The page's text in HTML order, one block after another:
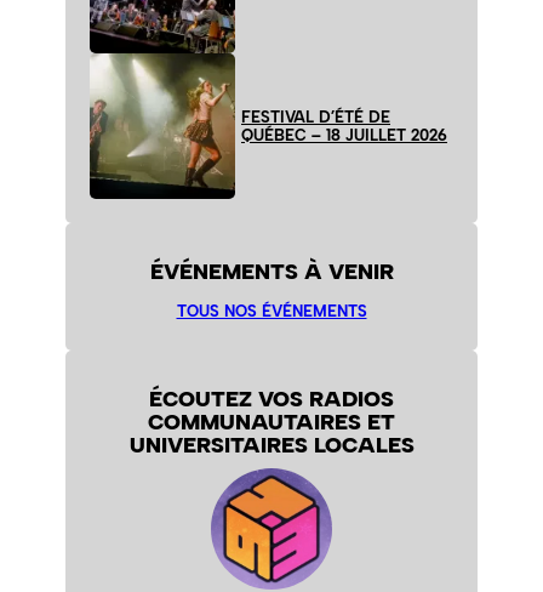
FESTIVAL D’ÉTÉ DE
QUÉBEC – 18 JUILLET 2026
ÉVÉNEMENTS À VENIR
TOUS NOS ÉVÉNEMENTS
ÉCOUTEZ VOS RADIOS
COMMUNAUTAIRES ET
UNIVERSITAIRES LOCALES